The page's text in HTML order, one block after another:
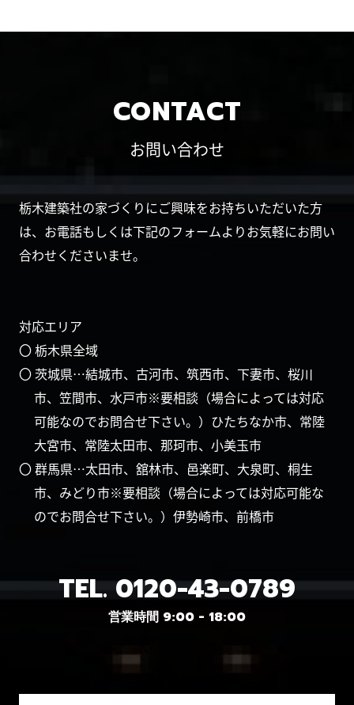
CONTACT
お問い合わせ
栃木建築社の家づくりにご興味をお持ちいただいた方
は、お電話もしくは下記のフォームよりお気軽にお問い
合わせくださいませ。
対応エリア
〇 栃木県全域
〇 茨城県…結城市、古河市、筑西市、下妻市、桜川
市、笠間市、水戸市※要相談（場合によっては対応
可能なのでお問合せ下さい。）ひたちなか市、常陸
大宮市、常陸太田市、那珂市、小美玉市
〇 群馬県…太田市、舘林市、邑楽町、大泉町、桐生
市、みどり市※要相談（場合によっては対応可能な
のでお問合せ下さい。）伊勢崎市、前橋市
TEL. 0120-43-0789
営業時間 9:00 - 18:00